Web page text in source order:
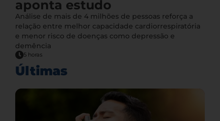
aponta estudo
Análise de mais de 4 milhões de pessoas reforça a
relação entre melhor capacidade cardiorrespiratória
e menor risco de doenças como depressão e
demência
5 horas
Últimas